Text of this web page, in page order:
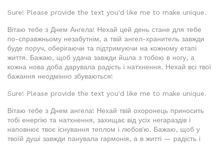
Sure! Please provide the text you'd like me to make unique.
Вітаю тебе з Днем Ангела! Нехай цей день стане для тебе
по-справжньому незабутнім, а твій ангел-хранитель завжди
буде поруч, оберігаючи та підтримуючи на кожному етапі
життя. Бажаю, щоб удача завжди йшла з тобою в ногу, а
кожна нова доба дарувала радість і натхнення. Нехай всі твої
бажання неодмінно збуваються!
Sure! Please provide the text you'd like me to make unique.
Вітаю тебе з Днем ангела! Нехай твій охоронець приносить
тобі енергію та натхнення, захищає від усіх негараздів і
наповнює твоє існування теплом і любов'ю. Бажаю, щоб у
твоїй душі завжди панувала гармонія, а в житті — радість і